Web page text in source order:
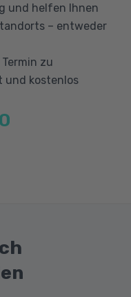
im Überblick
und helfen Ihnen
– entweder
zu
und kostenlos